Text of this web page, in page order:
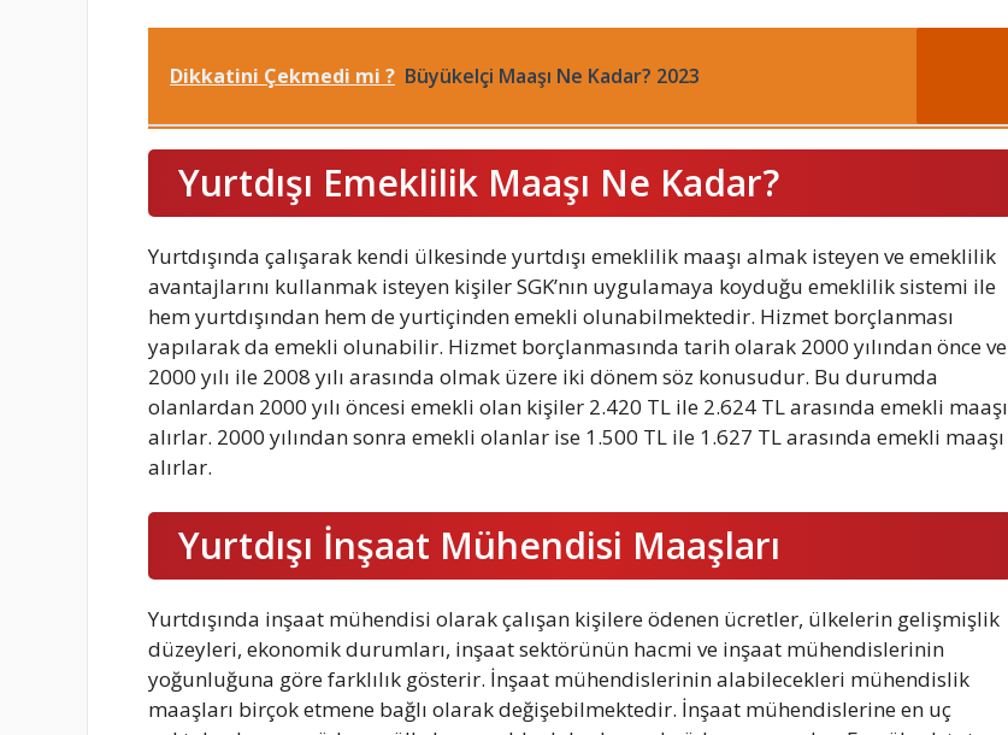
Dikkatini Çekmedi mi ? Büyükelçi Maaşı Ne Kadar? 2023
Yurtdışı Emeklilik Maaşı Ne Kadar?
Yurtdışında çalışarak kendi ülkesinde yurtdışı emeklilik maaşı almak isteyen ve emeklilik
avantajlarını kullanmak isteyen kişiler SGK’nın uygulamaya koyduğu emeklilik sistemi ile
hem yurtdışından hem de yurtiçinden emekli olunabilmektedir. Hizmet borçlanması
yapılarak da emekli olunabilir. Hizmet borçlanmasında tarih olarak 2000 yılından önce ve
2000 yılı ile 2008 yılı arasında olmak üzere iki dönem söz konusudur. Bu durumda
olanlardan 2000 yılı öncesi emekli olan kişiler 2.420 TL ile 2.624 TL arasında emekli maaşı
alırlar. 2000 yılından sonra emekli olanlar ise 1.500 TL ile 1.627 TL arasında emekli maaşı
alırlar.
Yurtdışı İnşaat Mühendisi Maaşları
Yurtdışında inşaat mühendisi olarak çalışan kişilere ödenen ücretler, ülkelerin gelişmişlik
düzeyleri, ekonomik durumları, inşaat sektörünün hacmi ve inşaat mühendislerinin
yoğunluğuna göre farklılık gösterir. İnşaat mühendislerinin alabilecekleri mühendislik
maaşları birçok etmene bağlı olarak değişebilmektedir. İnşaat mühendislerine en uç